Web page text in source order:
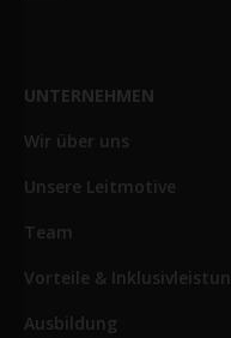
UNTERNEHMEN
Wir über uns
Unsere Leitmotive
Team
Vorteile &
Ausbildung